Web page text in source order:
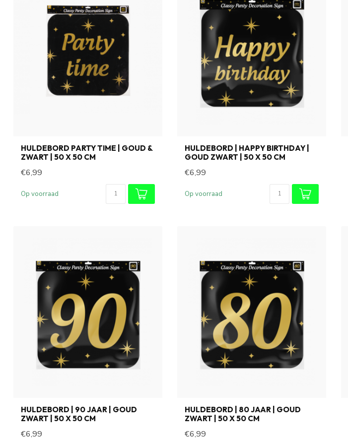
HULDEBORD PARTY TIME | GOUD &
ZWART | 50 X 50 CM
€6,99
Op voorraad
HULDEBORD | HAPPY BIRTHDAY |
GOUD ZWART | 50 X 50 CM
€6,99
Op voorraad
HULDEBORD | 90 JAAR | GOUD
ZWART | 50 X 50 CM
€6,99
HULDEBORD | 80 JAAR | GOUD
ZWART | 50 X 50 CM
€6,99